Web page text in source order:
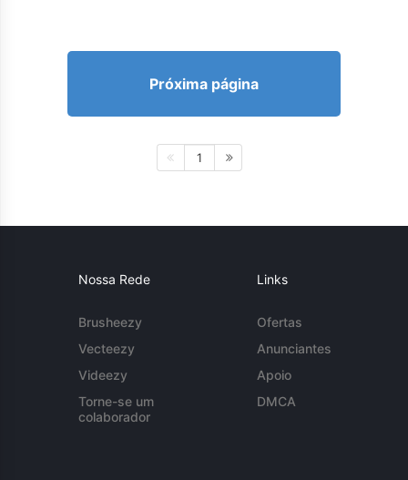
Próxima página
1
Nossa Rede
Brusheezy
Vecteezy
Videezy
Torne-se um
colaborador
Links
Ofertas
Anunciantes
Apoio
DMCA